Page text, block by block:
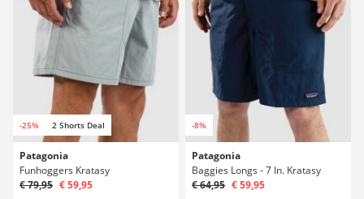
-25% 2 Shorts Deal
Patagonia
Funhoggers Kratasy
€ 79,95 € 59,95
-8%
Patagonia
Baggies Longs - 7 In. Kratasy
€ 64,95 € 59,95